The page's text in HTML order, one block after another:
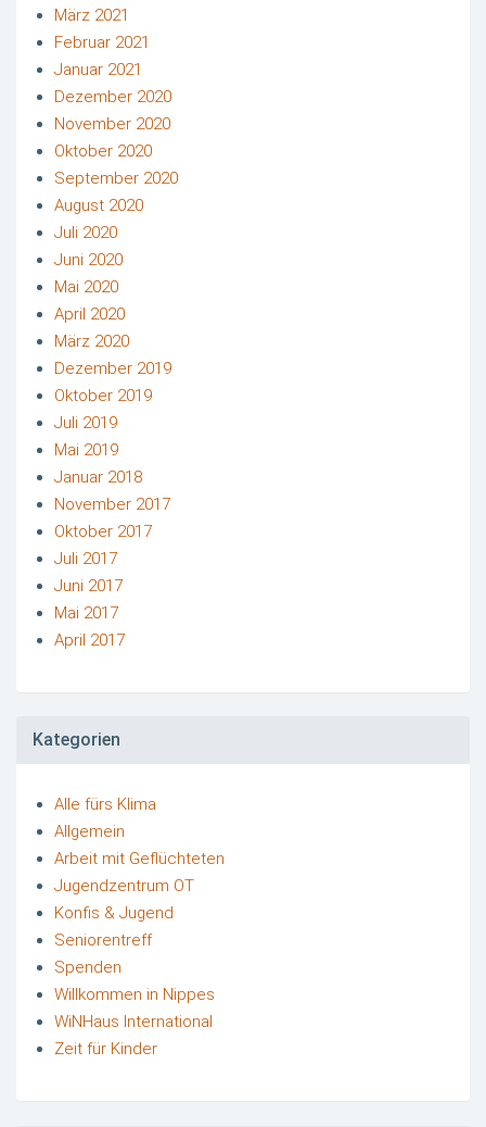
März 2021
Februar 2021
Januar 2021
Dezember 2020
November 2020
Oktober 2020
September 2020
August 2020
Juli 2020
Juni 2020
Mai 2020
April 2020
März 2020
Dezember 2019
Oktober 2019
Juli 2019
Mai 2019
Januar 2018
November 2017
Oktober 2017
Juli 2017
Juni 2017
Mai 2017
April 2017
Kategorien
Alle fürs Klima
Allgemein
Arbeit mit Geflüchteten
Jugendzentrum OT
Konfis & Jugend
Seniorentreff
Spenden
Willkommen in Nippes
WiNHaus International
Zeit für Kinder